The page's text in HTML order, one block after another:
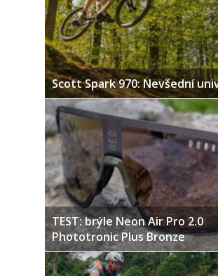
Scott Spark 970: Nevšední
TEST: brýle Neon Air Pro 2.0
Phototronic Plus Bronze